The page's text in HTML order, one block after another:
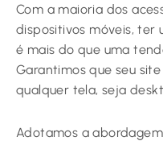
Com a maioria dos
dispositivos móveis, ter
é mais do que uma
Garantimos que seu
qualquer tela, seja
Adotamos a